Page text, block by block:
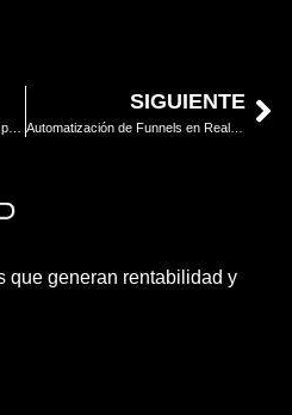
Cómo dominar las redes sociales para vender propiedades de lujo en Miami y el Sur de Florida
SIGUIENTE
Automatización de Funnels en Real Estate: Incrementa la Venta de Propiedades en Miami
que generan rentabilidad y